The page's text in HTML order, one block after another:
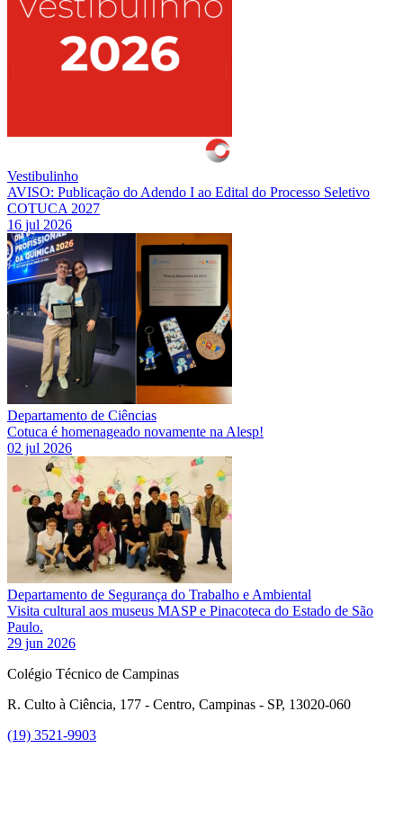
Vestibulinho
AVISO: Publicação do Adendo I ao Edital do Processo Seletivo
COTUCA 2027
16 jul 2026
Departamento de Ciências
Cotuca é homenageado novamente na Alesp!
02 jul 2026
Departamento de Segurança do Trabalho e Ambiental
Visita cultural aos museus MASP e Pinacoteca do Estado de São
Paulo.
29 jun 2026
Colégio Técnico de Campinas
R. Culto à Ciência, 177 - Centro, Campinas - SP, 13020-060
(19) 3521-9903